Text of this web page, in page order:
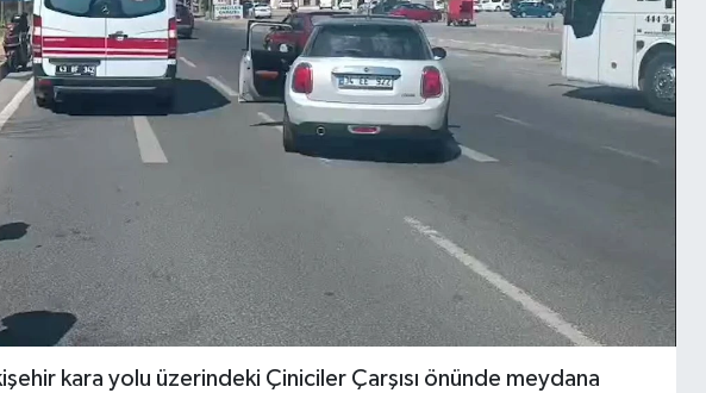
kara yolu üzerindeki Çiniciler Çarşısı önünde meydana